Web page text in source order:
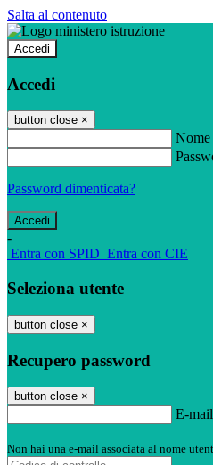
Salta al contenuto
Accedi
Accedi
button close ×
Nome
Password dimenticata?
-
Entra con SPID Entra con CIE
Seleziona utente
button close ×
Recupero password
button close ×
E-mail
Non hai una e-mail associata al nome